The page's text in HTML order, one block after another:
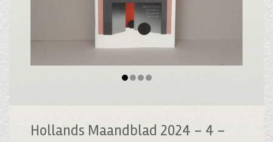
Hollands Maandblad 2024 – 4 –